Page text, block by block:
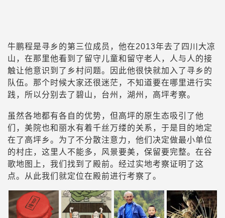
牛鹏程是寻乡的第三位成员，他在2013年去了四川大凉
山，在那里他看到了留守儿童和留守老人，人与人的接
触让他意识到了乡村问题。因此他很快就加入了寻乡的
队伍。那个时候大家还很迷茫，不知道要在哪里进行实
践，所以分别去了碧山，台州，湖州，高坪考察。
虽然各地都有各自的优势，但高坪的原生态吸引了他
们，美院也和丽水有着千丝万缕的关系，于是目的地定
在了高坪乡。为了不分散注意力，他们决定做最小单位
的村庄，这里人不能多，风景要美，保留要完整。在谷
歌地图上，我们找到了殿前。经过实地考察证明了这
点。从此我们就定位在殿前进行考察了。